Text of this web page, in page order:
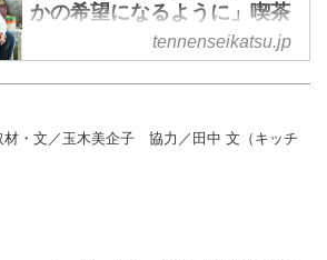
福岡の喫茶店「サウンズフード
サウンズグッド」の店主、まさこ
さん。難病ALSを発症しながら
ています。本記事では、ALSの発
かの希望になるように」喫茶
店サウンズフード サウンズグ
ッド店主・まさこさんの“愛と
希望の物語” - 天然生活web
サウンズグッド」の店主、まさこ
tennenseikatsu.jp
材・文／玉木美企子 協力／田中 文（キッチ